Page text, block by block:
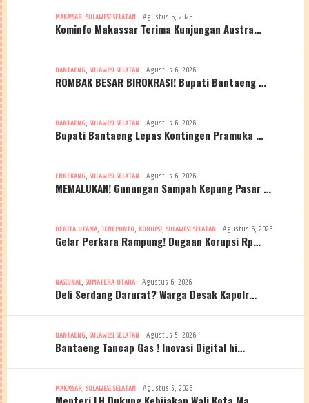
MAKASSAR, SULAWESI SELATAN Agustus 6, 2026
Kominfo Makassar Terima Kunjungan Austra…
BANTAENG, SULAWESI SELATAN Agustus 6, 2026
ROMBAK BESAR BIROKRASI! Bupati Bantaeng …
BANTAENG, SULAWESI SELATAN Agustus 6, 2026
Bupati Bantaeng Lepas Kontingen Pramuka …
ENREKANG, SULAWESI SELATAN Agustus 6, 2026
MEMALUKAN! Gunungan Sampah Kepung Pasar …
BERITA UTAMA, JENEPONTO, KORUPSI, SULAWESI SELATAN Agustus 6, 2026
Gelar Perkara Rampung! Dugaan Korupsi Rp…
NASIONAL, SUMATERA UTARA Agustus 6, 2026
Deli Serdang Darurat? Warga Desak Kapolr…
BANTAENG, SULAWESI SELATAN Agustus 5, 2026
Bantaeng Tancap Gas ! Inovasi Digital hi…
MAKASSAR, SULAWESI SELATAN Agustus 5, 2026